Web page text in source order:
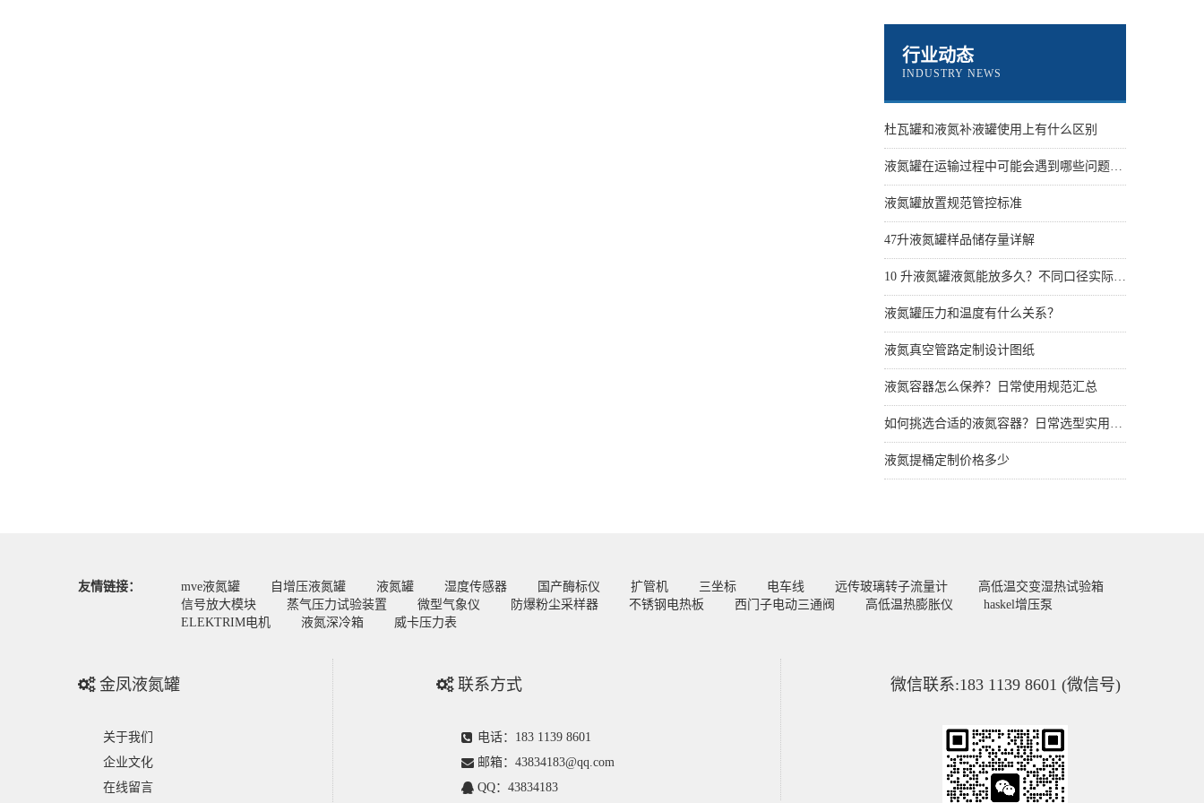
行业动态
INDUSTRY NEWS
杜瓦罐和液氮补液罐使用上有什么区别
液氮罐在运输过程中可能会遇到哪些问题？怎么解决
液氮罐放置规范管控标准
47升液氮罐样品储存量详解
10 升液氮罐液氮能放多久？不同口径实际保存天数
液氮罐压力和温度有什么关系？
液氮真空管路定制设计图纸
液氮容器怎么保养？日常使用规范汇总
如何挑选合适的液氮容器？日常选型实用技巧
液氮提桶定制价格多少
友情链接： mve液氮罐 自增压液氮罐 液氮罐 湿度传感器 国产酶标仪 扩管机 三坐标 电车线 远传玻璃转子流量计
高低温交变湿热试验箱
信号放大模块
蒸气压力试验装置 微型气象仪 防爆粉尘采样器 不锈钢电热板 西门子电动三通阀 高低温热膨胀仪
haskel增压泵
ELEKTRIM电机
液氮深冷箱 威卡压力表
金凤液氮罐
关于我们
企业文化
在线留言
联系方式
电话：183 1139 8601
邮箱：43834183@qq.com
QQ：43834183
微信联系:183 1139 8601 (微信号)